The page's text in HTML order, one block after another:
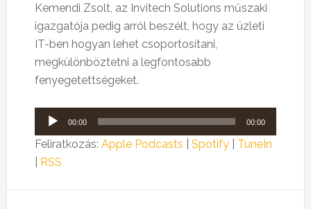
Kemendi Zsolt, az Invitech Solutions műszaki
igazgatója pedig arról beszélt, hogy az üzleti
IT-ben hogyan lehet csoportosítani,
megkülönböztetni a legfontosabb
fenyegetettségeket.
Audió
lejátszó
00:00 00:00
Feliratkozás: Apple Podcasts Spotify| TuneIn
RSS